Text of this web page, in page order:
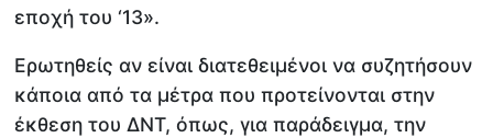
εποχή του ‘13».
Ερωτηθείς αν είναι διατεθειμένοι να συζητήσουν
κάποια από τα μέτρα που προτείνονται στην
έκθεση του ΔΝΤ, όπως, για παράδειγμα, την